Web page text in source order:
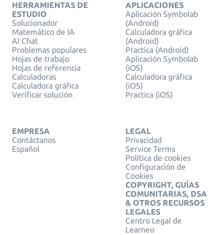
HERRAMIENTAS DE
ESTUDIO
Solucionador
Matemático de IA
AI Chat
Problemas populares
Hojas de trabajo
Hojas de referencia
Calculadoras
Calculadora gráfica
Verificar solución
APLICACIONES
Aplicación Symbolab
(Android)
Calculadora gráfica
(Android)
Practica (Android)
Aplicación Symbolab
(iOS)
Calculadora gráfica
(iOS)
Practica (iOS)
EMPRESA
Contáctanos
Español
LEGAL
Privacidad
Service Terms
Política de cookies
Configuración de
Cookies
COPYRIGHT, GUÍAS
COMUNITARIAS, DSA
& OTROS RECURSOS
LEGALES
Centro Legal de
Learneo